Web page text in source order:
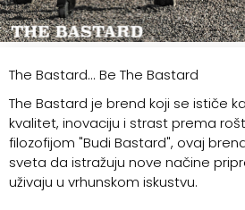
The Bastard... Be The Bastard
The Bastard je brend koji se ističe
kvalitet, inovaciju i strast prema
filozofijom "Budi Bastard", ovaj
sveta da istražuju nove načine
uživaju u vrhunskom iskustvu.